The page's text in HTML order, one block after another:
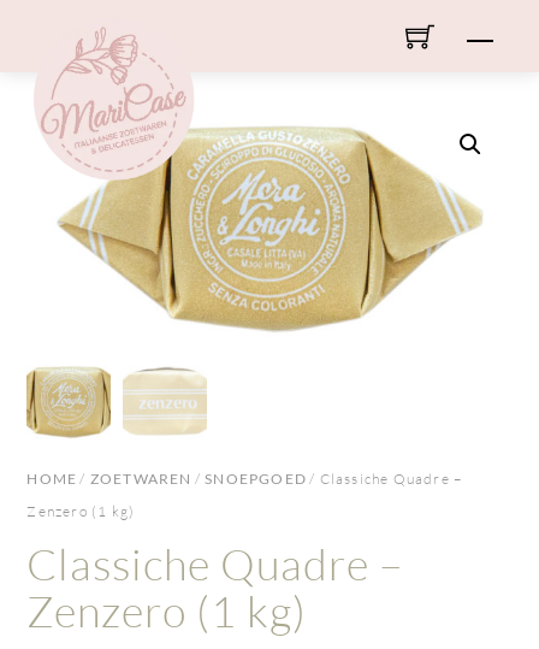
content
HOME / ZOETWAREN /SNOEPGOED / Classiche Quadre –
Zenzero (1 kg)
Classiche Quadre –
Zenzero (1 kg)